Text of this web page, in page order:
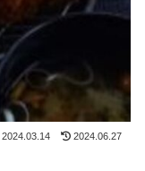
2024.03.14 2024.06.27